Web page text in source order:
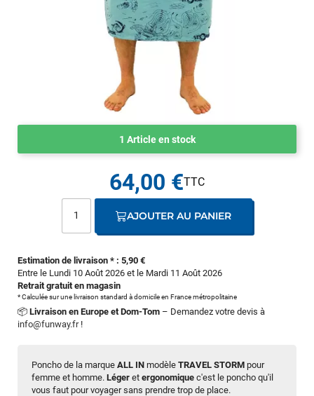
Poncho de la marque ALL IN modèle TRAVEL STORM pour
femme et homme. Léger et ergonomique c'est le poncho qu'il
vous faut pour voyager sans prendre trop de place.
1 Article en stock
Estimation de livraison * : 5,90 €
Entre le Lundi 10 Août 2026 et le Mardi 11 Août 2026
Retrait gratuit en magasin
* Calculée sur une livraison standard à domicile en France métropolitaine
📦 Livraison en Europe et Dom-Tom – Demandez votre devis à
info@funway.fr!
64,00 €
AJOUTER AU PANIER